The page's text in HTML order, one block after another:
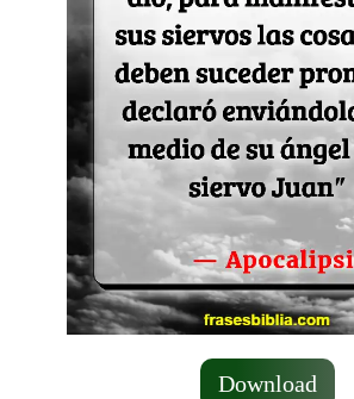
Download